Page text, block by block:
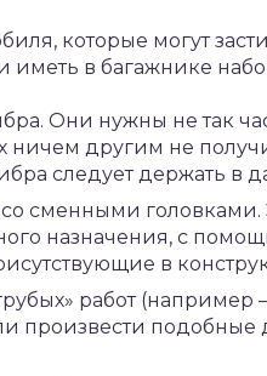
которые могут
иметь в багажнике
Они нужны не так
ничем другим не
следует держать в
сменными
назначения, с
в
работ (например
произвести